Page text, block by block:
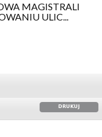
MAGISTRALI
ULIC...
DRUKUJ